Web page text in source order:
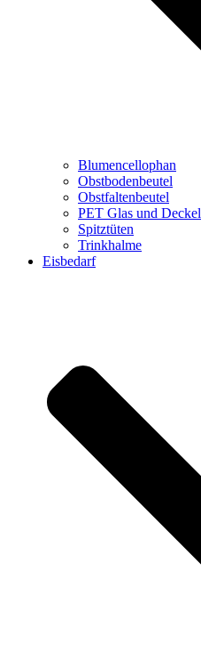
Blumencellophan
Obstbodenbeutel
Obstfaltenbeutel
PET Glas und Deckel
Spitztüten
Trinkhalme
Eisbedarf